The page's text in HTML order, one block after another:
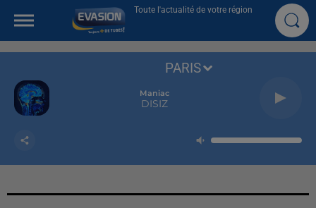
Toute l'actualité de votre région
Maniac
DISIZ
PARIS